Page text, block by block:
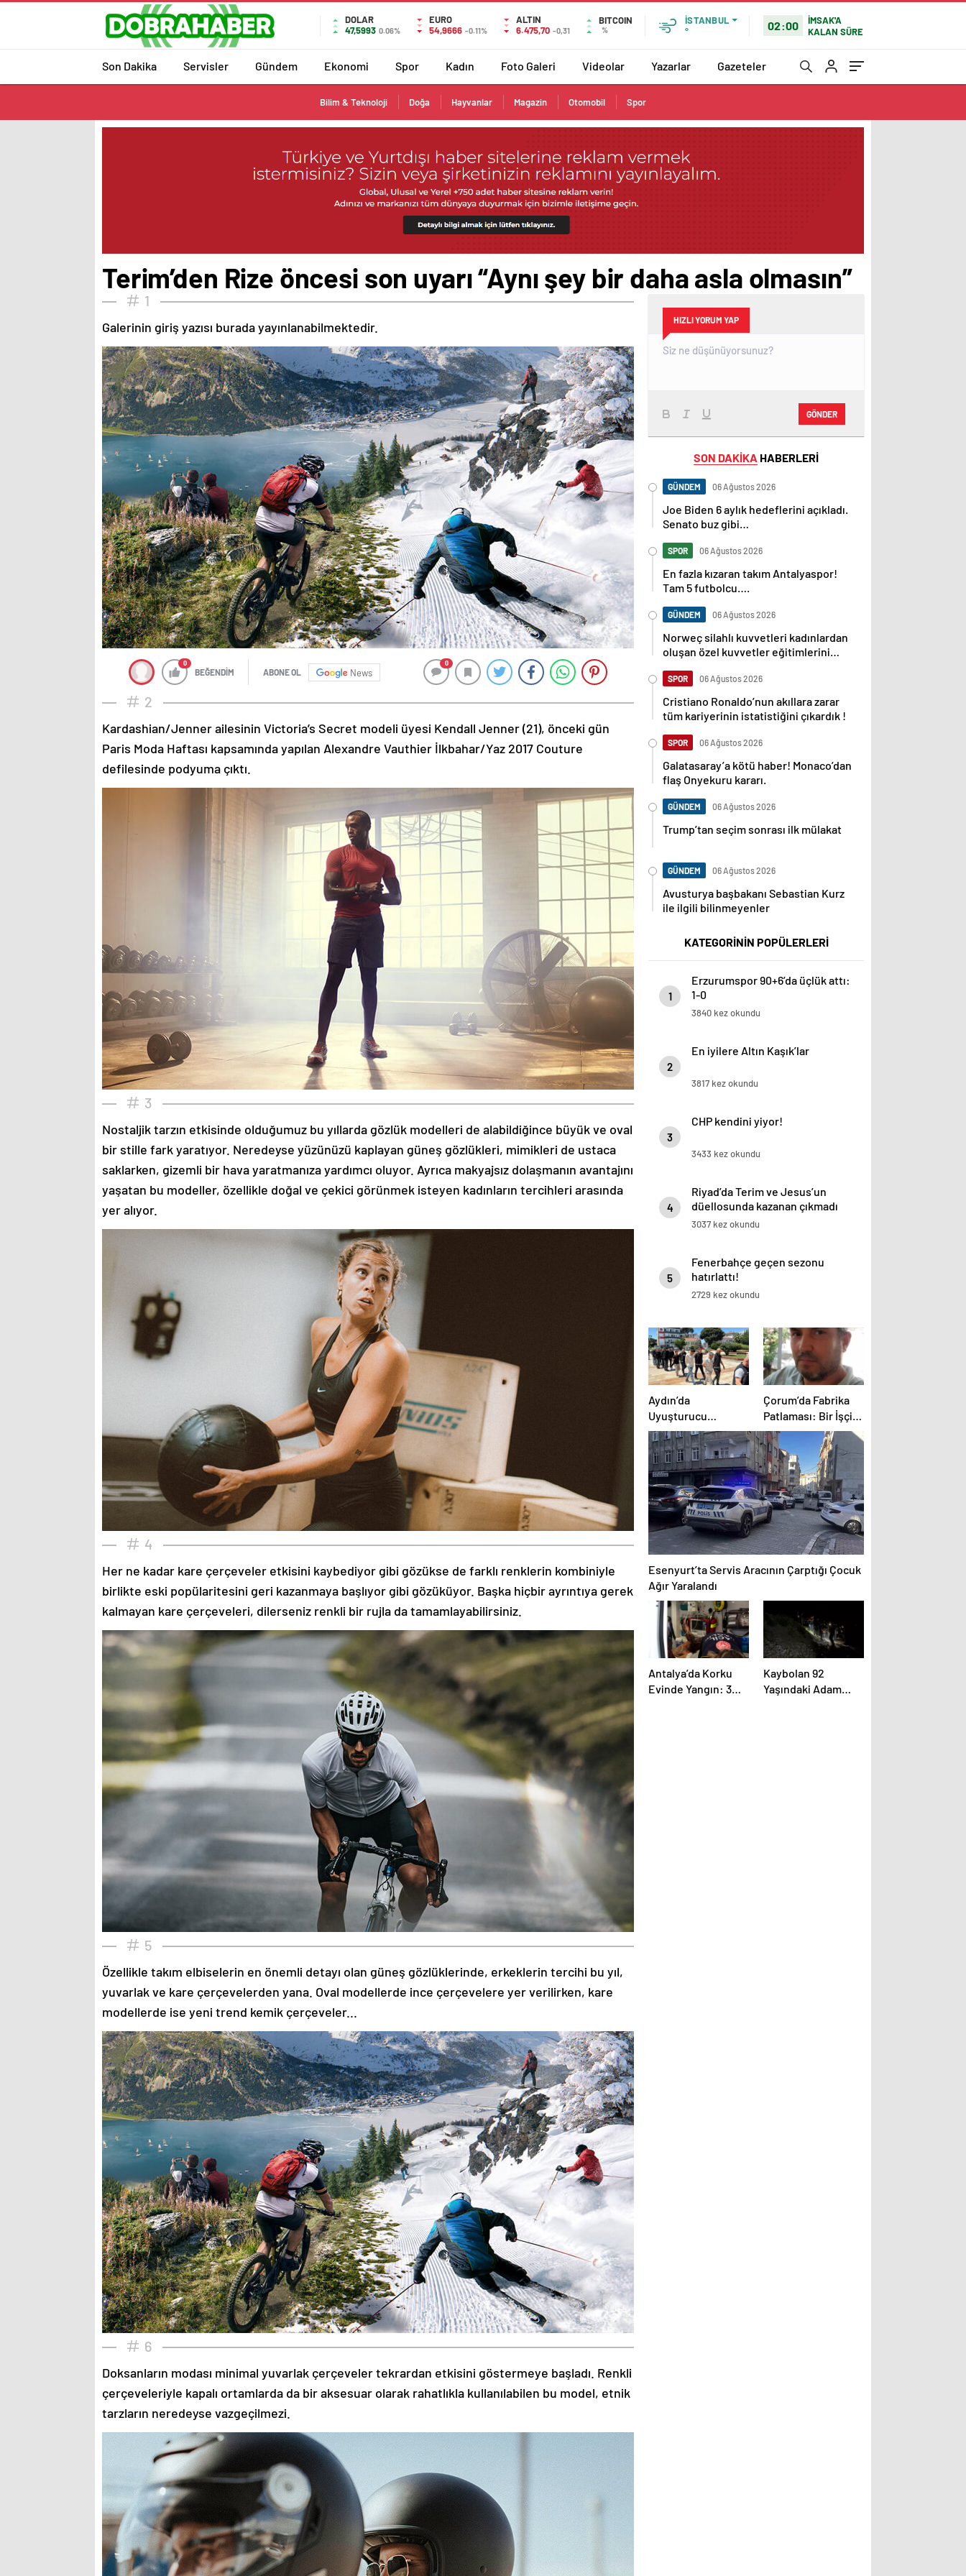
DOLAR
47,5993 0.06%
EURO
54,9666 -0.11%
ALTIN
6.475,70 -0,31
BITCOIN
%
İSTANBUL
°
02:00
İMSAK'A
KALAN SÜRE
Son Dakika Servisler Gündem Ekonomi Spor Kadın Foto Galeri Videolar Yazarlar Gazeteler
Bilim & Teknoloji Doğa Hayvanlar Magazin Otomobil Spor
Terim’den Rize öncesi son uyarı “Aynı şey bir daha asla olmasın”
1
Galerinin giriş yazısı burada yayınlanabilmektedir.
0
BEĞENDİM ABONE OL News
0
2
Kardashian/Jenner ailesinin Victoria’s Secret modeli üyesi Kendall Jenner (21), önceki gün
Paris Moda Haftası kapsamında yapılan Alexandre Vauthier İlkbahar/Yaz 2017 Couture
defilesinde podyuma çıktı.
3
Nostaljik tarzın etkisinde olduğumuz bu yıllarda gözlük modelleri de alabildiğince büyük ve oval
bir stille fark yaratıyor. Neredeyse yüzünüzü kaplayan güneş gözlükleri, mimikleri de ustaca
saklarken, gizemli bir hava yaratmanıza yardımcı oluyor. Ayrıca makyajsız dolaşmanın avantajını
yaşatan bu modeller, özellikle doğal ve çekici görünmek isteyen kadınların tercihleri arasında
yer alıyor.
4
Her ne kadar kare çerçeveler etkisini kaybediyor gibi gözükse de farklı renklerin kombiniyle
birlikte eski popülaritesini geri kazanmaya başlıyor gibi gözüküyor. Başka hiçbir ayrıntıya gerek
kalmayan kare çerçeveleri, dilerseniz renkli bir rujla da tamamlayabilirsiniz.
5
Özellikle takım elbiselerin en önemli detayı olan güneş gözlüklerinde, erkeklerin tercihi bu yıl,
yuvarlak ve kare çerçevelerden yana. Oval modellerde ince çerçevelere yer verilirken, kare
modellerde ise yeni trend kemik çerçeveler...
6
Doksanların modası minimal yuvarlak çerçeveler tekrardan etkisini göstermeye başladı. Renkli
çerçeveleriyle kapalı ortamlarda da bir aksesuar olarak rahatlıkla kullanılabilen bu model, etnik
tarzların neredeyse vazgeçilmezi.
HIZLI YORUM YAP
GÖNDER
SON DAKİKA HABERLERİ
GÜNDEM 06 Ağustos 2026
Joe Biden 6 aylık hedeflerini açıkladı.
Senato buz gibi…
SPOR 06 Ağustos 2026
En fazla kızaran takım Antalyaspor!
Tam 5 futbolcu….
GÜNDEM 06 Ağustos 2026
Norweç silahlı kuvvetleri kadınlardan
oluşan özel kuvvetler eğitimlerini
SPOR 06 Ağustos 2026
Cristiano Ronaldo’nun akıllara zarar
tüm kariyerinin istatistiğini çıkardık !
SPOR 06 Ağustos 2026
Galatasaray’a kötü haber! Monaco’dan
flaş Onyekuru kararı.
GÜNDEM 06 Ağustos 2026
Trump’tan seçim sonrası ilk mülakat
GÜNDEM 06 Ağustos 2026
Avusturya başbakanı Sebastian Kurz
ile ilgili bilinmeyenler
KATEGORİNİN POPÜLERLERİ
1
Erzurumspor 90+6’da üçlük attı:
1-0
3840 kez okundu
2
En iyilere Altın Kaşık’lar
3817 kez okundu
3
CHP kendini yiyor!
3433 kez okundu
4
Riyad’da Terim ve Jesus’un
düellosunda kazanan çıkmadı
3037 kez okundu
5
Fenerbahçe geçen sezonu
hatırlattı!
2729 kez okundu
Aydın’da
Uyuşturucu
Operasyonu: 15
Tutuklama
Çorum’da Fabrika
Patlaması: Bir İşçi
Hayatını Kaybetti
Esenyurt’ta Servis Aracının Çarptığı Çocuk
Ağır Yaralandı
Antalya’da Korku
Evinde Yangın: 3
Kaybolan 92
Yaşındaki Adam